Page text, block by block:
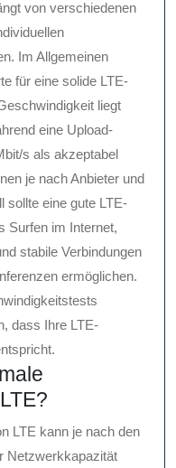
von verschiedenen
Im Allgemeinen
für eine solide LTE-
liegt
eine Upload-
s als akzeptabel
je nach Anbieter und
sollte eine gute LTE-
Surfen im Internet,
stabile Verbindungen
ermöglichen.
dass Ihre LTE-
LTE kann je nach den
Netzwerkkapazität